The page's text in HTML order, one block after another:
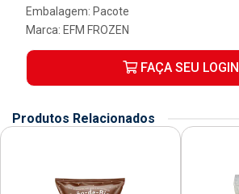
Embalagem: Pacote
Marca: EFM FROZEN
FAÇA SEU LOGIN
Produtos Relacionados